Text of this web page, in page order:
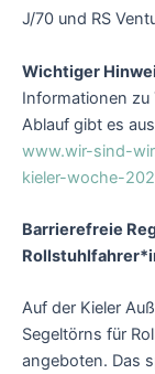
J/70 und RS
Wichtiger
Informationen zu
Ablauf gibt es
www.wir-sind-
kieler-woche-
Barrierefreie
Auf der Kieler
Segeltörns für
angeboten. Das